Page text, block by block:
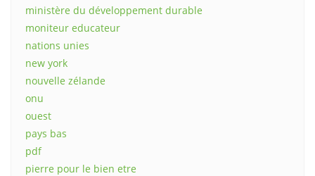
ministère du développement durable
moniteur educateur
nations unies
new york
nouvelle zélande
onu
ouest
pays bas
pdf
pierre pour le bien etre